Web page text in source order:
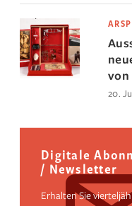
20.
Digitale
/ Newsletter
Erhalten Sie